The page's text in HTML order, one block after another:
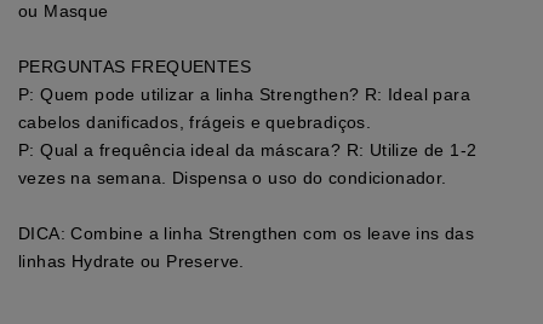
ou Masque
PERGUNTAS FREQUENTES
P: Quem pode utilizar a linha Strengthen? R: Ideal para
cabelos danificados, frágeis e quebradiços.
P: Qual a frequência ideal da máscara? R: Utilize de 1-2
vezes na semana. Dispensa o uso do condicionador.
DICA: Combine a linha Strengthen com os leave ins das
linhas Hydrate ou Preserve.